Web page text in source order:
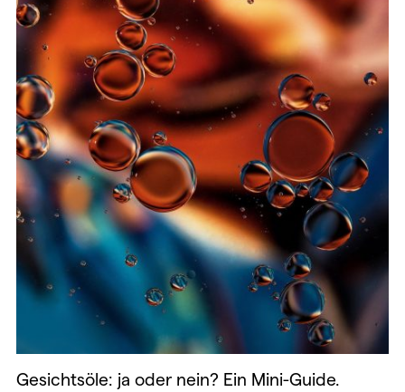
Gesichtsöle: ja oder nein? Ein Mini-Guide.